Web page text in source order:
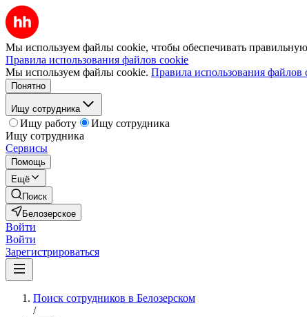
Мы используем файлы cookie, чтобы обеспечивать
Правила использования файлов cookie
Мы используем файлы cookie. Правила использования файлов
Понятно
Ищу сотрудника
Ищу работу
Ищу сотрудника
Ищу сотрудника
Сервисы
Помощь
Ещё
Поиск
Белозерское
Войти
Войти
Зарегистрироваться
Поиск сотрудников в Белозерском
/